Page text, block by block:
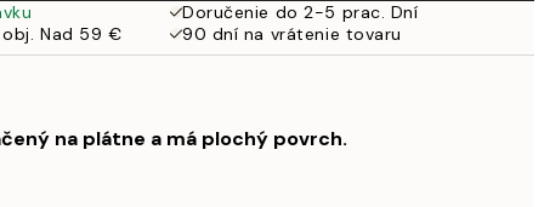
Doručenie do 2-5 prac. Dní
Nad 59 €
90 dní na vrátenie tovaru
na plátne a má plochý povrch.